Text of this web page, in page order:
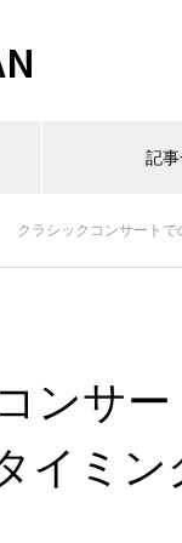
記
クラシックコンサート
ンサ
イミン